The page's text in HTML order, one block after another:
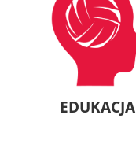
EDUKACJA